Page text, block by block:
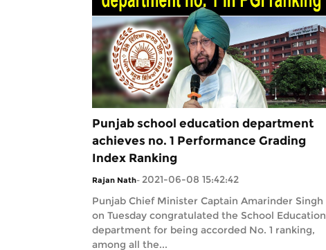
Punjab school education department
achieves no. 1 Performance Grading
Index Ranking
Rajan Nath- 2021-06-08 15:42:42
Punjab Chief Minister Captain Amarinder Singh
on Tuesday congratulated the School Education
department for being accorded No. 1 ranking,
among all the...